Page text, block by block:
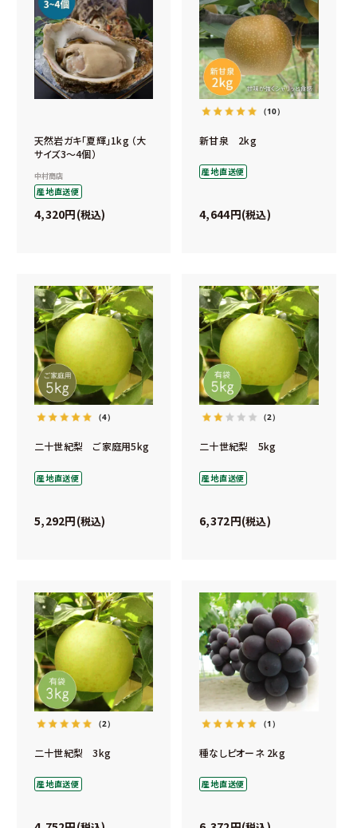
天然岩ガキ「夏輝」1kg （大
サイズ3～4個）
中村商店
産地直送便
4,320 税込
（10）
新甘泉 2kg
産地直送便
4,644 税込
（4）
二十世紀梨 ご家庭用5kg
産地直送便
5,292 税込
（2）
二十世紀梨 5kg
産地直送便
6,372 税込
（2）
二十世紀梨 3kg
産地直送便
（1）
種なしピオーネ 2kg
産地直送便